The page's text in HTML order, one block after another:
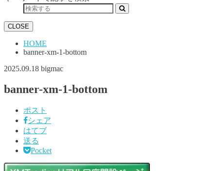
CLOSE
HOME
banner-xm-1-bottom
2025.09.18 bigmac
banner-xm-1-bottom
ポスト
シェア
はてブ
送る
Pocket